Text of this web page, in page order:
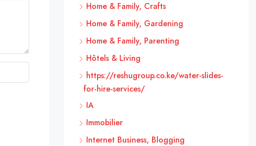
Home & Family, Crafts
Home & Family, Gardening
Home & Family, Parenting
Hôtels & Living
https://reshugroup.co.ke/water-slides-
for-hire-services/
IA
Immobilier
Internet Business, Blogging